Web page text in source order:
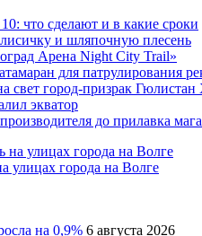
что сделают и в какие сроки
и шляпочную плесень
Арена Night City Trail»
для патрулирования
свет город-призрак Гюлистан
экватор
до прилавка
улицах города на Волге
на 0,9% 6 августа 2026